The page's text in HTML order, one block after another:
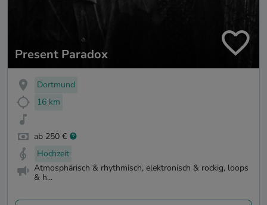
Present Paradox
Dortmund
16 km
ab 250 €
Hochzeit
Atmosphärisch & rhythmisch, elektronisch & rockig, loops
& h...